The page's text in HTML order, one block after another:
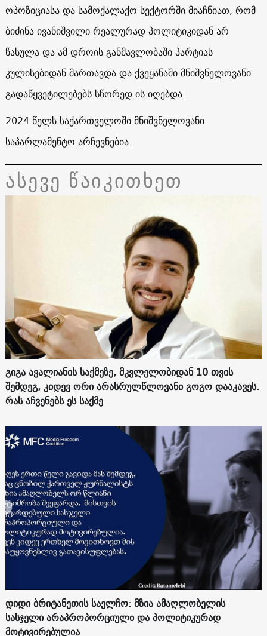
ოპოზიციასა და სამოქალაქო სექტორში მიაჩნიათ, რომ
ბიძინა ივანიშვილი რეალურად პოლიტიკიდან არ
წასულა და ამ დროის განმავლობაში პარტიას
კულისებიდან მართავდა და ქვეყანაში მნიშვნელოვანი
გადაწყვეტილებებს სწორედ ის იღებდა.
2024 წელს საქართველოში მნიშვნელოვანი
საპარლამენტო არჩევნებია.
ასევე წაიკითხეთ
გიგა ავალიანის საქმეზე, მკვლელობიდან 10 თვის
შემდეგ, კიდევ ორი არასრულწლოვანი გოგო დააკავეს.
რას აჩვენებს ეს საქმე
დიდი ბრიტანეთის საელჩო: მზია ამაღლობელის
სასჯელი არაპროპორციული და პოლიტიკურად
მოტივირებულია